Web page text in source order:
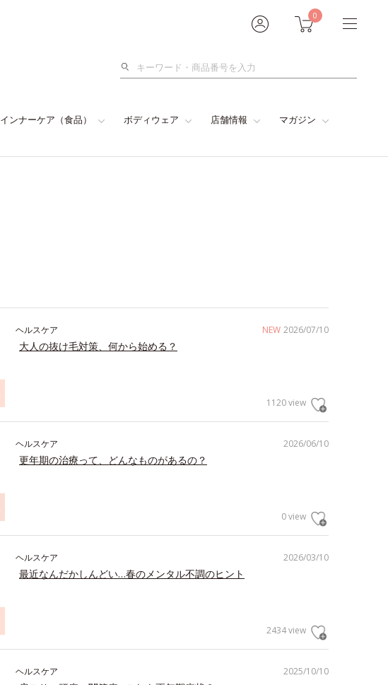
0
検
インナーケア（食品） ボディウェア 店舗情報 マガジン
NEW 2026/07/10
ヘルスケア
大人の抜け毛対策、何から始める？
1120 view
2026/06/10
ヘルスケア
更年期の治療って、どんなものがあるの？
0 view
2026/03/10
ヘルスケア
最近なんだかしんどい…春のメンタル不調のヒント
2434 view
2025/10/10
ヘルスケア